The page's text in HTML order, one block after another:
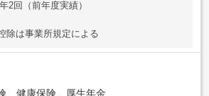
2回（前年度実績）
除は事業所規定による
、健康保険、厚生年金